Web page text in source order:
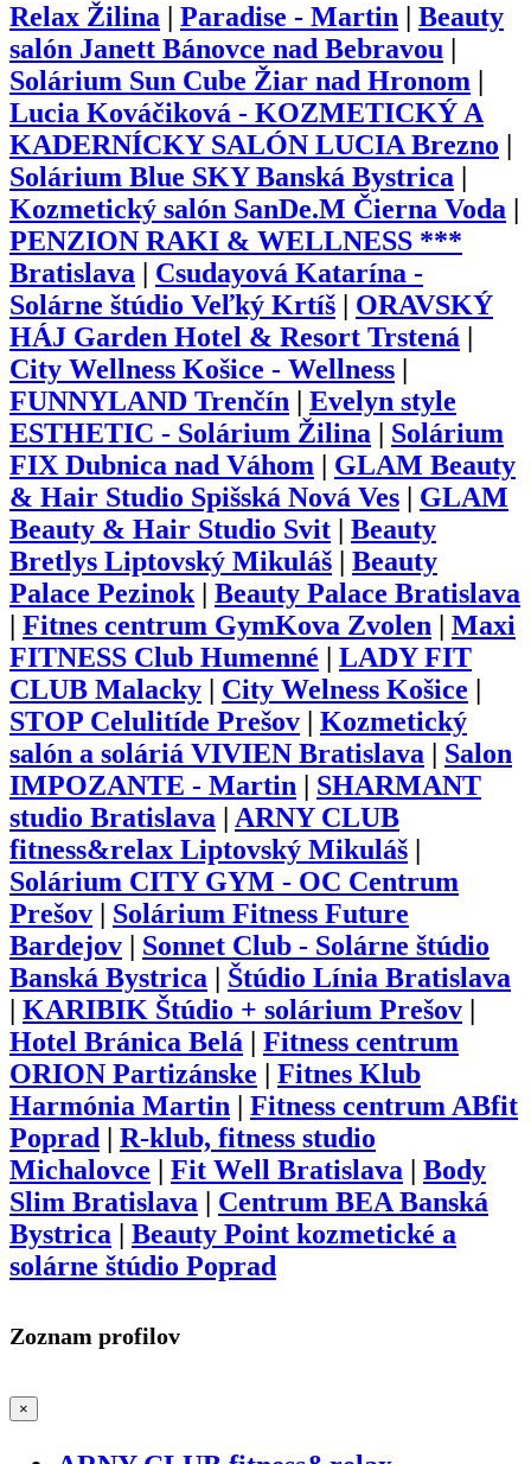
Relax Žilina Paradise - Martin
Beauty
salón Janett Bánovce nad Bebravou
Solárium Sun Cube Žiar nad Hronom
Lucia Kováčiková - KOZMETICKÝ A
KADERNÍCKY SALÓN LUCIA Brezno
Solárium Blue SKY Banská Bystrica
Kozmetický salón SanDe.M Čierna Voda
PENZION RAKI & WELLNESS ***
Bratislava
Csudayová Katarína -
Solárne štúdio Veľký Krtíš
ORAVSKÝ
HÁJ Garden Hotel & Resort Trstená
City Wellness Košice - Wellness
FUNNYLAND Trenčín
Evelyn style
ESTHETIC - Solárium Žilina
Solárium
FIX Dubnica nad Váhom
GLAM Beauty
& Hair Studio Spišská Nová Ves
GLAM
Beauty & Hair Studio Svit
Beauty
Bretlys Liptovský Mikuláš
Beauty
Palace Pezinok| Beauty Palace Bratislava
Fitnes centrum GymKova Zvolen
Maxi
FITNESS Club Humenné
LADY FIT
CLUB Malacky
City Welness Košice
STOP Celulitíde Prešov
Kozmetický
salón a soláriá VIVIEN Bratislava
Salon
IMPOZANTE - Martin
SHARMANT
studio Bratislava
ARNY CLUB
fitness&relax Liptovský Mikuláš
Solárium CITY GYM - OC Centrum
Prešov
Solárium Fitness Future
Bardejov
Sonnet Club - Solárne štúdio
Banská Bystrica
Štúdio Línia Bratislava
KARIBIK Štúdio + solárium Prešov
Hotel Bránica Belá
Fitness centrum
ORION Partizánske
Fitnes Klub
Harmónia Martin
Fitness centrum ABfit
Poprad
R-klub, fitness studio
Michalovce
Fit Well Bratislava
Body
Slim Bratislava
Centrum BEA Banská
Bystrica
Beauty Point kozmetické a
solárne štúdio Poprad
Zoznam profilov
×